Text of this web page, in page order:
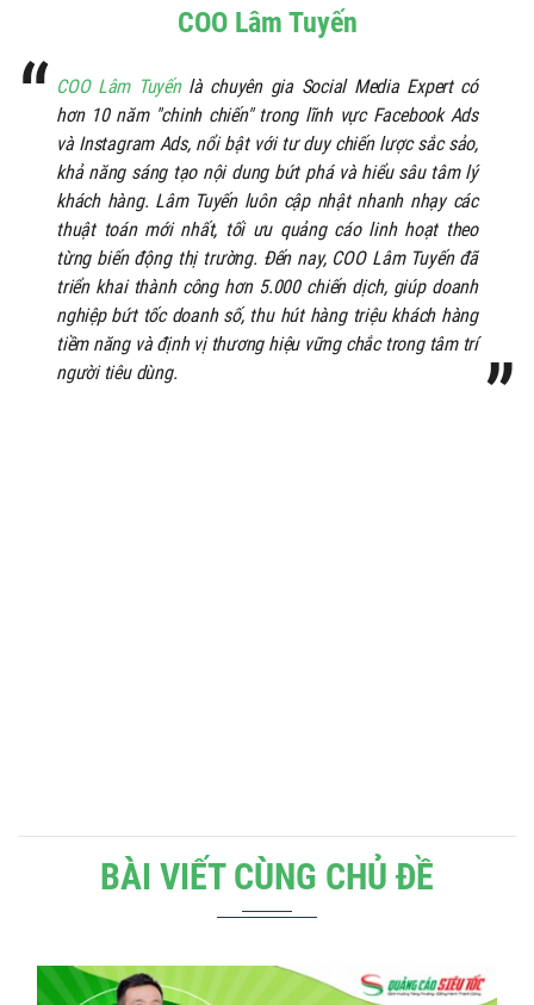
COO Lâm Tuyến
COO Lâm Tuyếnlà chuyên gia Social Media Expert có
hơn 10 năm "chinh chiến" trong lĩnh vực Facebook Ads
và Instagram Ads, nổi bật với tư duy chiến lược sắc sảo,
khả năng sáng tạo nội dung bứt phá và hiểu sâu tâm lý
khách hàng. Lâm Tuyến luôn cập nhật nhanh nhạy các
thuật toán mới nhất, tối ưu quảng cáo linh hoạt theo
từng biến động thị trường. Đến nay, COO Lâm Tuyến đã
triển khai thành công hơn 5.000 chiến dịch, giúp doanh
nghiệp bứt tốc doanh số, thu hút hàng triệu khách hàng
tiềm năng và định vị thương hiệu vững chắc trong tâm trí
người tiêu dùng.
BÀI VIẾT CÙNG CHỦ ĐỀ